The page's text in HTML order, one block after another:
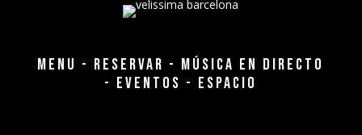
MENU - RESERVAR - MÚSICA EN DIRECTO
- EVENTOS - ESPACIO